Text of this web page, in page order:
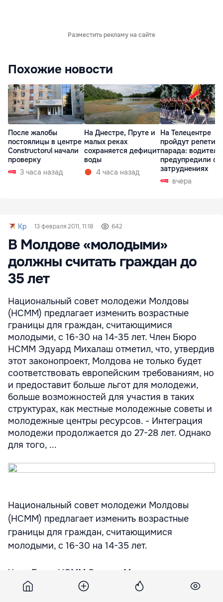
Разместить рекламу на сайте
Похожие новости
После жалобы
постоялицы в центре
Constructorul начали
проверку
3 часа назад
На Днестре, Пруте и
малых реках
сохраняется дефицит
воды
4 часа назад
На Телецентре
пройдут
парада:
предупредили о
затруднениях
вчера
Kp 13 февраля 2011, 11:18 642
В Молдове «молодыми»
должны считать граждан до
35 лет
Национальный совет молодежи Молдовы
(НСММ) предлагает изменить возрастные
границы для граждан, считающимися
молодыми, с 16-30 на 14-35 лет. Член Бюро
НСММ Эдуард Михалаш отметил, что, утвердив
этот законопроект, Молдова не только будет
соответствовать европейским требованиям, но
и предоставит больше льгот для молодежи,
больше возможностей для участия в таких
структурах, как местные молодежные советы и
молодежные центры ресурсов. - Интеграция
молодежи продолжается до 27-28 лет. Однако
для того, ...
Национальный совет молодежи Молдовы
(НСММ) предлагает изменить возрастные
границы для граждан, считающимися
молодыми, с 16-30 на 14-35 лет.
Член Бюро НСММ Эдуард Михалаш отметил,
что, утвердив этот законопроект, Молдова не